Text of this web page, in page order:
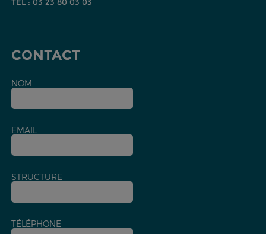
TEL : 03 23 80 03 03
CONTACT
NOM
EMAIL
STRUCTURE
TÉLÉPHONE